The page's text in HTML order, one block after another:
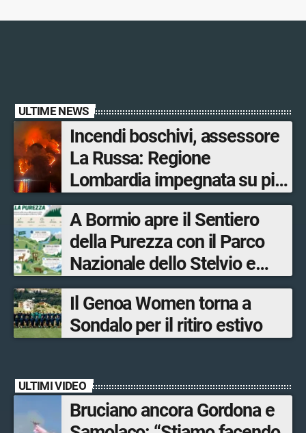
ULTIME NEWS
Incendi boschivi, assessore
La Russa: Regione
Lombardia impegnata su più
fronti, 48 volontari coinvolti
tra le province di Lecco,
Sondrio, Milano e Como
A Bormio apre il Sentiero
della Purezza con il Parco
Nazionale dello Stelvio e
Bormio Tourism
Il Genoa Women torna a
Sondalo per il ritiro estivo
ULTIMI VIDEO
Bruciano ancora Gordona e